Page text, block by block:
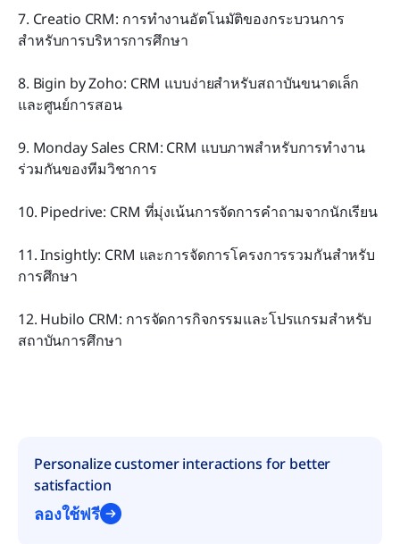
7. Creatio CRM: การทำงานอัตโนมัติของกระบวนการ
สำหรับการบริหารการศึกษา
8. Bigin by Zoho: CRM แบบง่ายสำหรับสถาบันขนาดเล็ก
และศูนย์การสอน
9. Monday Sales CRM: CRM แบบภาพสำหรับการทำงาน
ร่วมกันของทีมวิชาการ
10. Pipedrive: CRM ที่มุ่งเน้นการจัดการคำถามจากนักเรียน
11. Insightly: CRM และการจัดการโครงการรวมกันสำหรับ
การศึกษา
12. Hubilo CRM: การจัดการกิจกรรมและโปรแกรมสำหรับ
สถาบันการศึกษา
Personalize customer interactions for better
satisfaction
ลองใช้ฟรี